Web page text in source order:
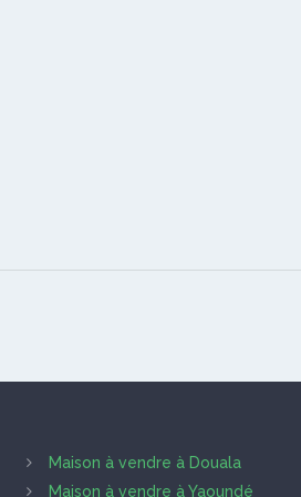
Maison à vendre à Douala
Maison à vendre à Yaoundé